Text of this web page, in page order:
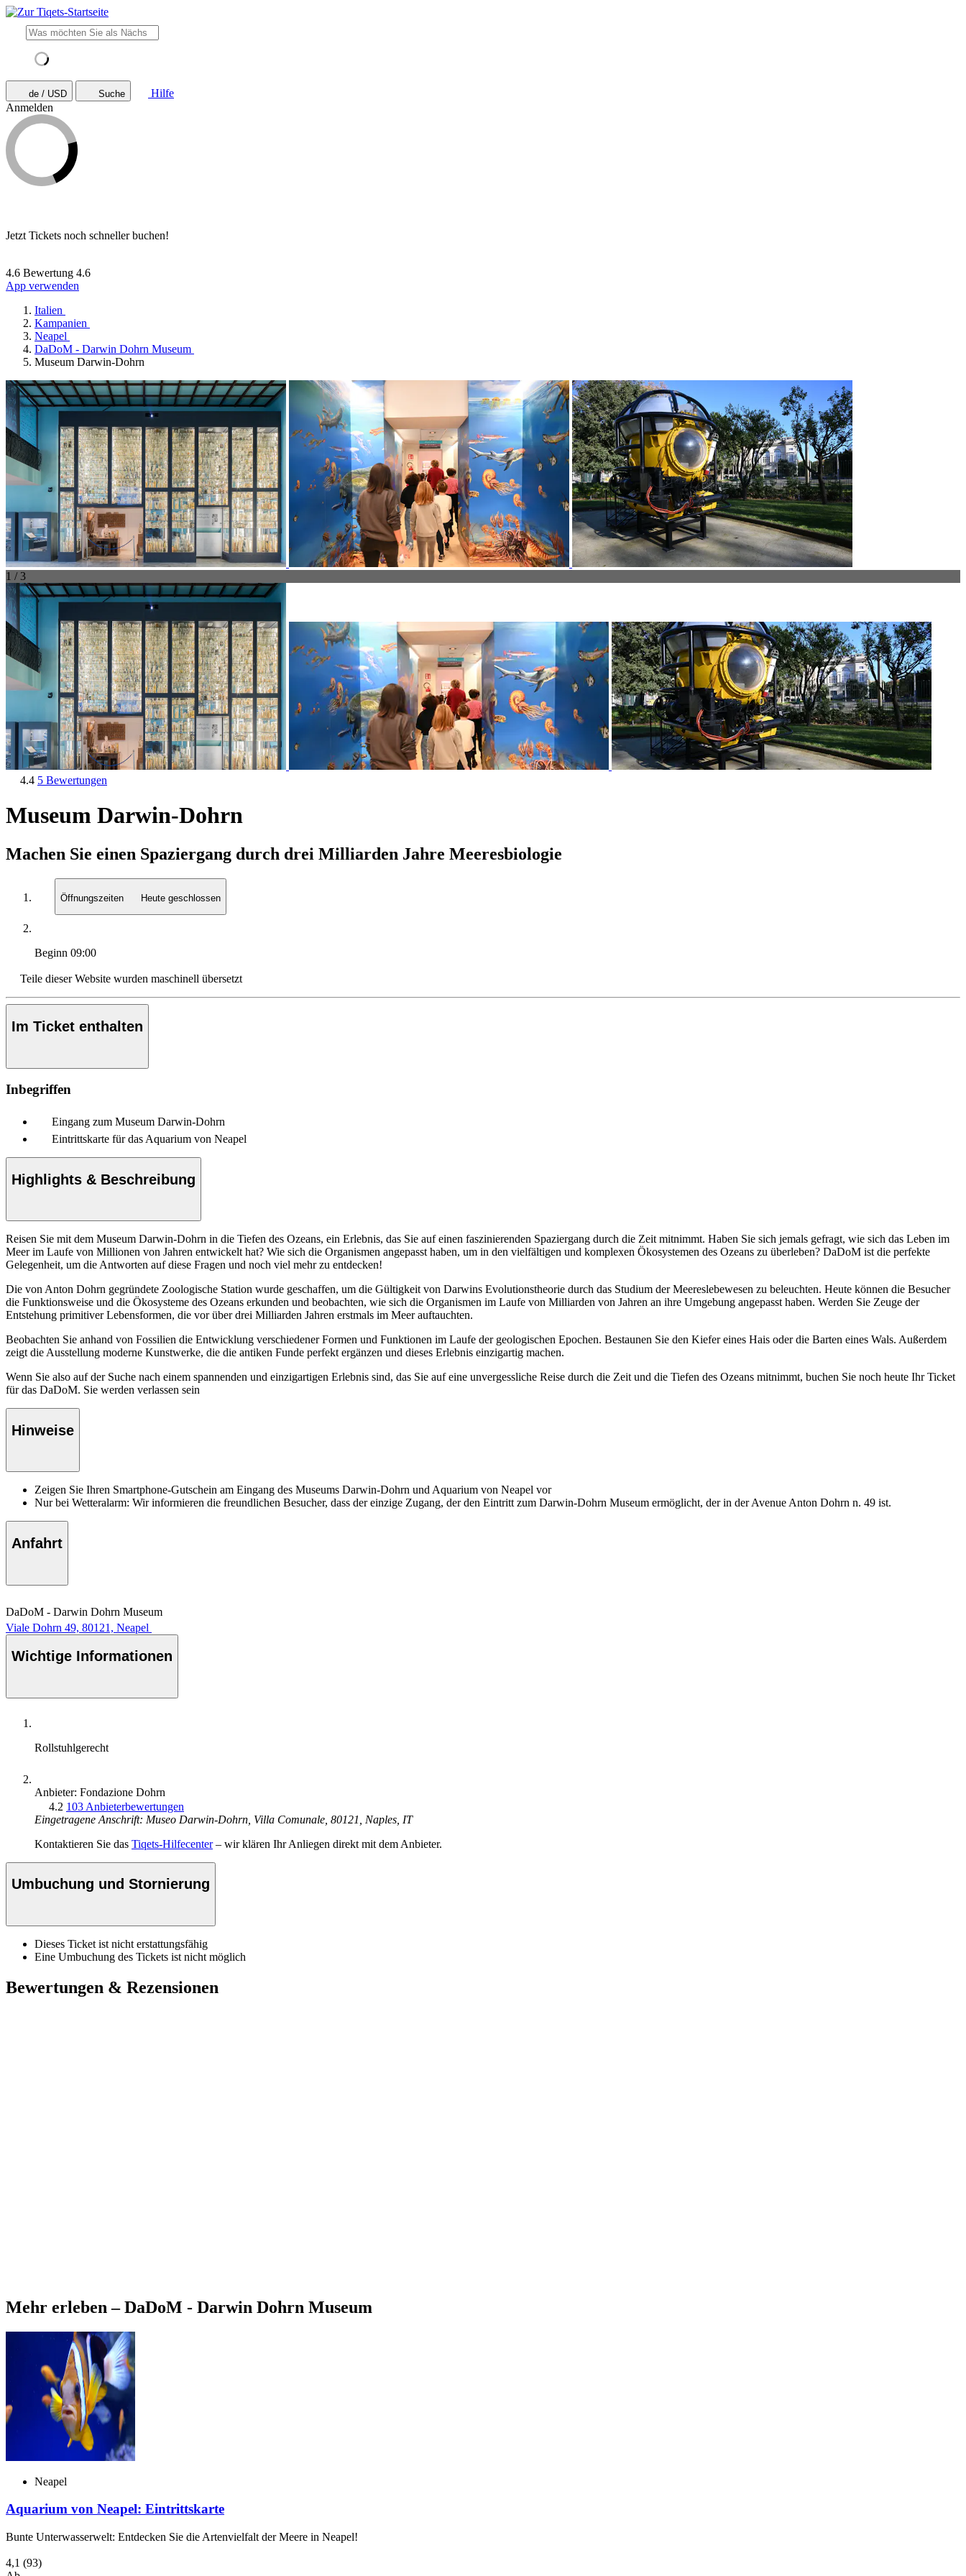
de / USD Suche
Hilfe
Anmelden
Jetzt Tickets noch schneller buchen!
4.6 Bewertung 4.6
App verwenden
Italien
Kampanien
Neapel
DaDoM - Darwin Dohrn Museum
Museum Darwin-Dohrn
1 / 3
4.4 5 Bewertungen
Museum Darwin-Dohrn
Machen Sie einen Spaziergang durch drei Milliarden Jahre Meeresbiologie
Öffnungszeiten Heute geschlossen
Beginn 09:00
Teile dieser Website wurden maschinell übersetzt
Im Ticket enthalten
Inbegriffen
Eingang zum Museum Darwin-Dohrn
Eintrittskarte für das Aquarium von Neapel
Highlights & Beschreibung
Reisen Sie mit dem Museum Darwin-Dohrn in die Tiefen des Ozeans, ein Erlebnis, das Sie auf einen faszinierenden Spaziergang durch die Zeit mitnimmt. Haben Sie sich jemals gefragt, wie sich das Leben im
Meer im Laufe von Millionen von Jahren entwickelt hat? Wie sich die Organismen angepasst haben, um in den vielfältigen und komplexen Ökosystemen des Ozeans zu überleben? DaDoM ist die perfekte
Gelegenheit, um die Antworten auf diese Fragen und noch viel mehr zu entdecken!
Die von Anton Dohrn gegründete Zoologische Station wurde geschaffen, um die Gültigkeit von Darwins Evolutionstheorie durch das Studium der Meereslebewesen zu beleuchten. Heute können die Besucher
die Funktionsweise und die Ökosysteme des Ozeans erkunden und beobachten, wie sich die Organismen im Laufe von Milliarden von Jahren an ihre Umgebung angepasst haben. Werden Sie Zeuge der
Entstehung primitiver Lebensformen, die vor über drei Milliarden Jahren erstmals im Meer auftauchten.
Beobachten Sie anhand von Fossilien die Entwicklung verschiedener Formen und Funktionen im Laufe der geologischen Epochen. Bestaunen Sie den Kiefer eines Hais oder die Barten eines Wals. Außerdem
zeigt die Ausstellung moderne Kunstwerke, die die antiken Funde perfekt ergänzen und dieses Erlebnis einzigartig machen.
Wenn Sie also auf der Suche nach einem spannenden und einzigartigen Erlebnis sind, das Sie auf eine unvergessliche Reise durch die Zeit und die Tiefen des Ozeans mitnimmt, buchen Sie noch heute Ihr Ticket
für das DaDoM. Sie werden verlassen sein
Hinweise
Zeigen Sie Ihren Smartphone-Gutschein am Eingang des Museums Darwin-Dohrn und Aquarium von Neapel vor
Nur bei Wetteralarm: Wir informieren die freundlichen Besucher, dass der einzige Zugang, der den Eintritt zum Darwin-Dohrn Museum ermöglicht, der in der Avenue Anton Dohrn n. 49 ist.
Anfahrt
DaDoM - Darwin Dohrn Museum
Viale Dohrn 49, 80121, Neapel
Wichtige Informationen
Rollstuhlgerecht
Anbieter: Fondazione Dohrn
4.2 103 Anbieterbewertungen
Eingetragene Anschrift: Museo Darwin-Dohrn, Villa Comunale, 80121, Naples, IT
Kontaktieren Sie das Tiqets-Hilfecenter– wir klären Ihr Anliegen direkt mit dem Anbieter.
Umbuchung und Stornierung
Dieses Ticket ist nicht erstattungsfähig
Eine Umbuchung des Tickets ist nicht möglich
Bewertungen & Rezensionen
Mehr erleben – DaDoM - Darwin Dohrn Museum
Neapel
Aquarium von Neapel: Eintrittskarte
Bunte Unterwasserwelt: Entdecken Sie die Artenvielfalt der Meere in Neapel!
4,1 (93)